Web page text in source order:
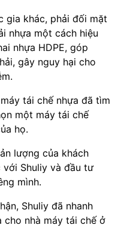
gia khác, phải đối mặt
nhựa một cách hiệu
nhựa HDPE, góp
gây nguy hại cho
tái chế nhựa đã tìm
một máy tái chế
họ.
lượng của khách
với Shuliy và đầu tư
mình.
Shuliy đã nhanh
cho nhà máy tái chế ở